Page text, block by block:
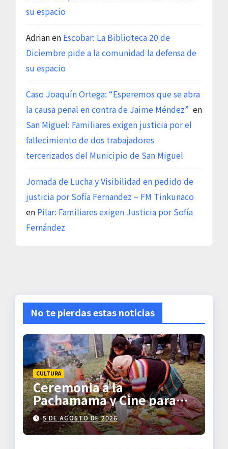
su espacio
Adrianen Escobar: La Biblioteca 20 de
Diciembre pide a la comunidad la defensa de
su espacio
Caso Joaquín Ortega: “Esperemos que se abra
la causa penal en contra de Jaime Méndez” en
San Miguel: Familiares exigen justicia por el
fallecimiento de dos trabajadores
tercerizados del Municipio de San Miguel
Jornada de Lucha y Visibilidad en pedido de
justicia por Sofía Fernandez – FM Tinkunaco
en Pilar: Familiares exigen Justicia por Sofía
Fernández
No te pierdas estas noticias
CULTURA
Ceremonia a la
Pachamama y Cine para
Descolonizar
5 DE AGOSTO DE 2026